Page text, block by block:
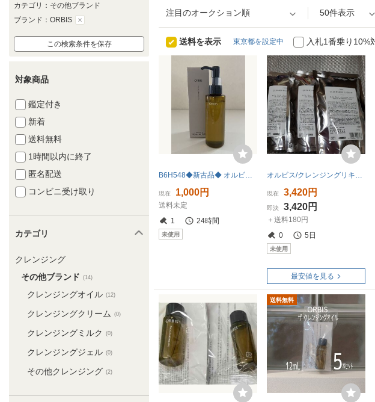
カテゴリ：その他ブランド
ブランド：ORBIS
この検索条件を保存
対象商品
鑑定付き
新着
送料無料
1時間以内に終了
匿名配送
コンビニ受け取り
カテゴリ
クレンジング
その他ブランド (14)
クレンジングオイル (12)
クレンジングクリーム (0)
クレンジングミルク (0)
クレンジングジェル (0)
その他クレンジング (2)
注目のオークション順 50件表示
送料を表示 東京都を設定中 入札1番乗り10%
B6H548◆新古品◆ オルビス ORBIS オルビス ザ クレンジング オイル クレンジング 120ml
現在 1,000円
送料未定
1
24時間
未使用
オルビス/クレンジングリキッド/3袋
現在 3,420円
即決 3,420円
＋送料180円
0
5日
未使用
最安値を見る
送料無料